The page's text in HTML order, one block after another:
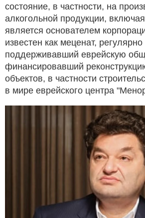
состояние, в частности, на
алкогольной продукции,
является основателем
известен как меценат, регулярно
поддерживавший еврейскую
финансировавший
объектов, в частности
в мире еврейского центра